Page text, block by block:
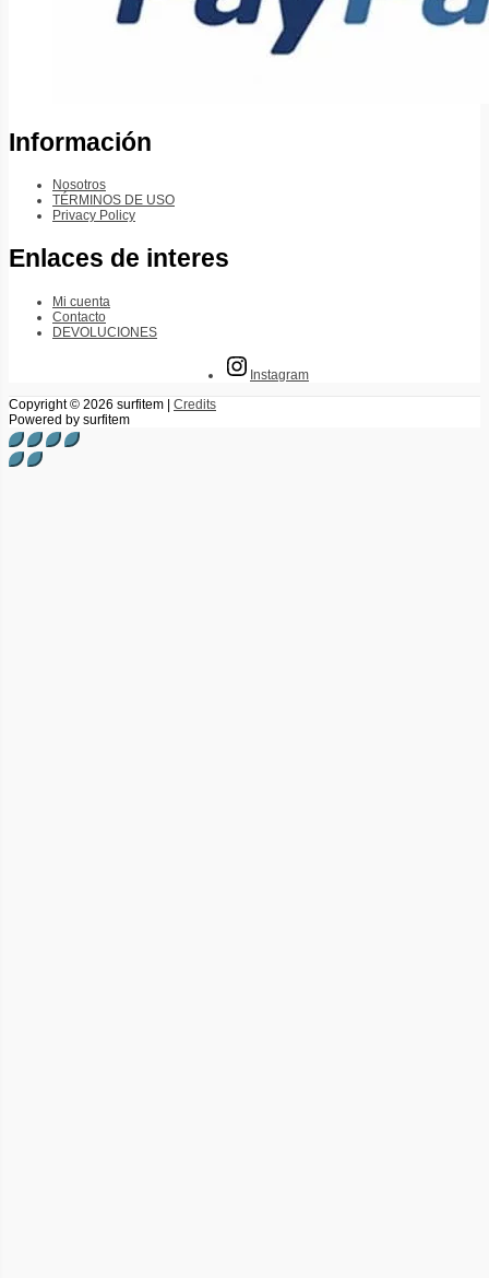
Información
Nosotros
TÉRMINOS DE USO
Privacy Policy
Enlaces de interes
Mi cuenta
Contacto
DEVOLUCIONES
Instagram
Copyright © 2026 surfitem
Credits
Powered by surfitem